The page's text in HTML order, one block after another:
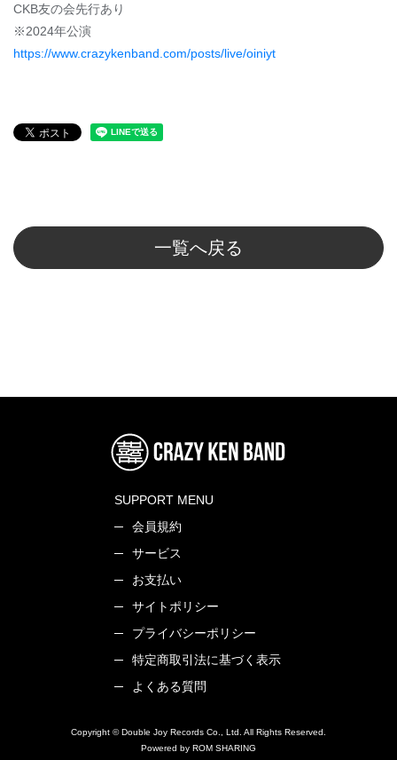
CKB友の会先行あり
※2024年公演
https://www.crazykenband.com/posts/live/oiniyt
一覧へ戻る
SUPPORT MENU
会員規約
サービス
お支払い
サイトポリシー
プライバシーポリシー
特定商取引法に基づく表示
よくある質問
Copyright © Double Joy Records Co., Ltd. All Rights Reserved.
Powered by ROM SHARING